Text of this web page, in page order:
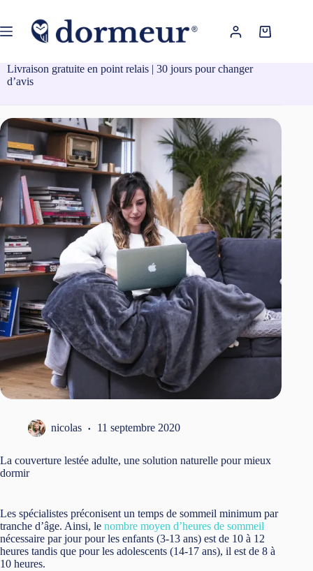
contenu
Panier
Livraison gratuite en point relais | 30 jours pour changer
d’avis
nicolas 11 septembre 2020
La couverture lestée adulte, une solution naturelle pour mieux
dormir
Les spécialistes préconisent un temps de sommeil minimum par
tranche d’âge. Ainsi, le nombre moyen d’heures de sommeil
nécessaire par jour pour les enfants (3-13 ans) est de 10 à 12
heures tandis que pour les adolescents (14-17 ans), il est de 8 à
10 heures.